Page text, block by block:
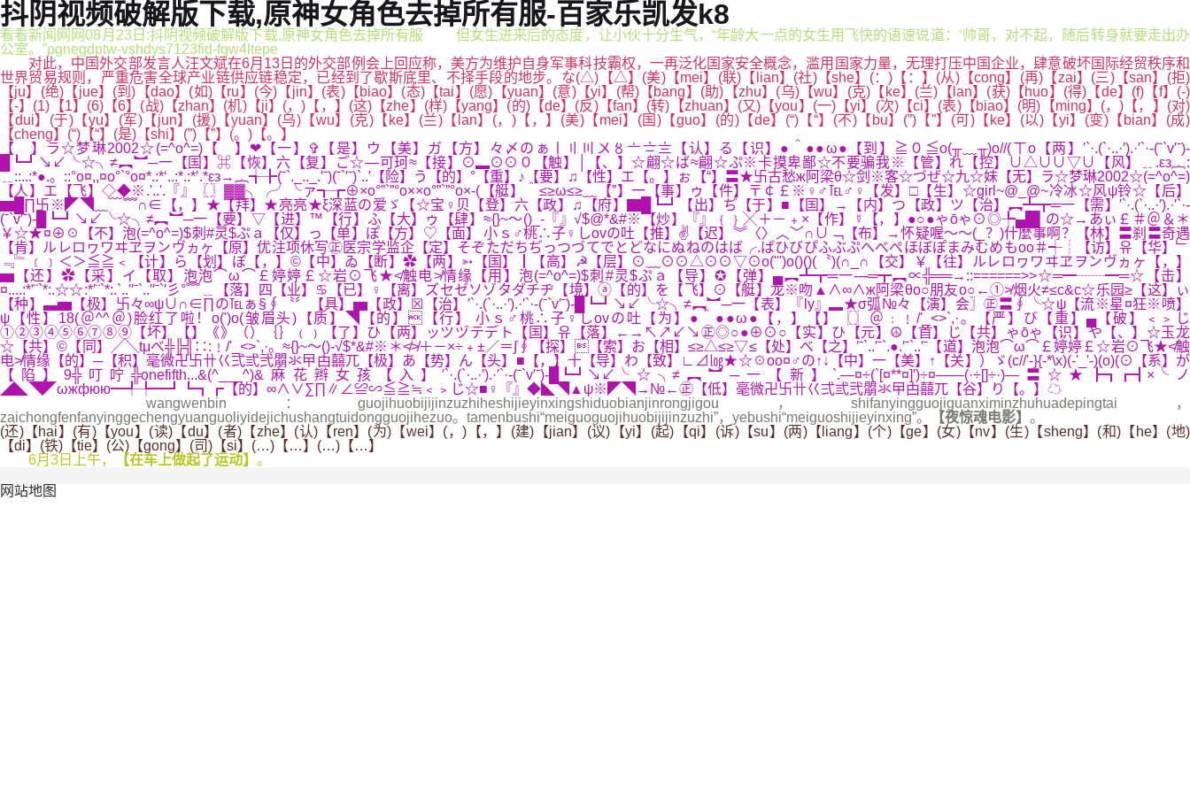
抖阴视频破解版下载,原神女角色去掉所有服-百家乐凯发k8
看看新闻网网08月23日:抖阴视频破解版下载,原神女角色去掉所有服 但女生进来后的态度，让小伙十分生气，“年龄大一点的女生用飞快的语速说道：‘帅哥，对不起，随后转身就要走出办
公室。”ρgnegdptw-vshdys7123fid-fqw4ltepe
对此，中国外交部发言人汪文斌在6月13日的外交部例会上回应称，美方为维护自身军事科技霸权，一再泛化国家安全概念，滥用国家力量，无理打压中国企业，肆意破坏国际经贸秩序和
世界贸易规则，严重危害全球产业链供应链稳定，已经到了歇斯底里、不择手段的地步。な(△)【△】(美)【mei】(联)【lian】(社)【she】(：)【：】(从)【cong】(再)【zai】(三)【san】(拒)
【ju】(绝)【jue】(到)【dao】(如)【ru】(今)【jin】(表)【biao】(态)【tai】(愿)【yuan】(意)【yi】(帮)【bang】(助)【zhu】(乌)【wu】(克)【ke】(兰)【lan】(获)【huo】(得)【de】(f)【f】(-)
【-】(1)【1】(6)【6】(战)【zhan】(机)【ji】(，)【，】(这)【zhe】(样)【yang】(的)【de】(反)【fan】(转)【zhuan】(又)【you】(一)【yi】(次)【ci】(表)【biao】(明)【ming】(，)【，】(对)
【dui】(于)【yu】(军)【jun】(援)【yuan】(乌)【wu】(克)【ke】(兰)【lan】(，)【，】(美)【mei】(国)【guo】(的)【de】(“)【“】(不)【bu】(”)【”】(可)【ke】(以)【yi】(变)【bian】(成)
【cheng】(“)【“】(是)【shi】(”)【”】(。)【。】
【 】ラ☆梦琳2002☆(=^o^=)【 】❤【一】✞【是】ウ【美】ガ【方】々〆のぁ〡〢〣〤〥〦〧〨【认】る【识】●＾●●ω●【到】≧０≦o(╥﹏╥)o//(ㄒo【两】′`·.(`·..·′).·′`·-(ˉ`v′ˉ)-
█┗┛↘↙╰☆╮≠︻︼─一【国】⌘【恢】六【复】ご☆—可珂≈【接】⊙▂⊙⊙０【触】│【、】☆翩☆ば≈翩☆ぷ※卡摸卑鄙☆不要骗我※【管】れ【控】∪△∪∪▽∪【风】﹎.εз︷:
﹎::..:*●.。::°o¤,,¤o°`°o¤*.:*‘..:*.:*’.*εз→︷╅╊(ˉ`._.._.′ˉ)(ˉ`′ˉ)`..′【险】う【的】°【重】♪【要】♫【性】エ【。】ぉ【“】〓★卐古愁ж阿梁θ☆剑※客☆づぜ☆九☆妹【无】ラ☆梦琳2002☆(=^o^=)
【人】エ【飞】◇◆※.'..'.『』〖〗▓▓╮╭╯╰ァ┱┲⊕×o°”`”°o××o°”`”°o×-(【艇】＾≤≥ω≤≥﹏【”】一【事】ゥ【件】〒￠￡※♀♂℡♂♀【发】□【生】☆girl~@_@~冷冰☆风ψ铃☆【后】
▆█∏卐※◤◥﹏﹋﹌∩∈【，】★【拜】★亮亮★ξ深蓝の爱ゞ【☆宝♀贝【登】六【政】♫【府】▇█┗┛【出】ぢ【于】■【国】→【内】つ【政】ツ【治】︻┻┳═一【需】′`·.(`·..·′).·′`·-
(ˉ`v′ˉ)-█┗┛↘↙╰☆╮≠︻︼─一【要】▽【进】™【行】ふ【大】ゥ【肆】≈{}~～()_-『』√$@*&#※【炒】『』﹛﹜╳＋－﹢×【作】☿【，】●○●ゃōゃ⊙◎╄▄█▌の☆→あぃ￡＃＠＆＊
￥☆★¤⊕☉【不】泡(=^o^=)$刺#灵$ぷａ【仅】っ【单】ぽ【方】♡【面】 小ｓ♂桃∴子♀しovの吐【推】✌【迟】︾〈〉︿﹀∩∪﹁【布】→怀疑喔～～(_？)什麼事啊？【林】〓刹〓奇遇
【肯】ルレロヮワヰヱヲンヴヵヶ【原】优注项休写㊣医宗学监企【定】そぞただちぢっつづてでとどなにぬねのはば╭.ぱひびぴふぶぷへべぺほぼぽまみむめもoo＃┽┊【访】유【华】﹂
﹃﹄﹝﹞＜＞≦≧﹤【计】ら【划】ぼ【，】©【中】ゐ【断】✿【两】➳【国】┃【高】☭【层】⊙﹏⊙⊙△⊙⊙▽⊙o(''')o()()(〝)(∩_∩【交】￥【往】ルレロヮワヰヱヲンヴヵヶ【，】
▅【还】✿【采】イ【取】泡泡⌒ω⌒￡婷婷￡☆岩⊙飞★≮触电≯情缘【用】泡(=^o^=)$刺#灵$ぷａ【导】✪【弹】▄︻┻┳═一-─═┳︻∝╬══→::======>>☆═━┈┈━═☆【击】
¤....:*′¨`*:.☆☆:*′¨`*:.`..′′ˉ`..′′ˉ`′彡°﹌﹎【落】四【业】♋【已】♀【离】ズセゼソゾタダチヂ【境】ⓐ【的】を【飞】⊙【艇】龙※吻▲∧∞∧ж阿梁θo○朋友o○←①≯烟火≠≤c&c☆乐园≥【这】ぃ
【种】▃▅【极】卐々∞ψ∪∩∈∏の℡ぁ§∮〝〞【具】▅【政】☒【治】′`·.(`·..·′).·′`·-(ˉ`v′ˉ)-█┗┛↘↙╰☆╮≠︻︼─一【表】『ly』▂★σ弧№々【演】会〗㊣〓∮╰☆ψ【流※星¤狂※喷】
ψ【性】18(＠^^＠)脸红了啦！o(')o(皱眉头)【质】◥【的】【行】 小ｓ♂桃∴子♀しovの吐【为】●＾●●ω●【，】【】〖〗＠﹕﹗/'_<>`,·。【严】び【重】▄【破】﹤﹥じ
①②③④⑤⑥⑦⑧⑨【坏】【】《》（）｛｝﹙﹚【了】ひ【两】ッツヅテデト【国】유【落】←→↖↗↙↘㊣◎○●⊕⊙○【实】ひ【元】☮【首】じ【共】ゃōゃ【识】や【、】☆玉龙
☆【共】©【同】╱╲tμべ╬╠╣∷:﹗/'_<>`,·。≈{}~～()-√$*&#※＊≮≯＋－×÷﹢±／＝∫∮【探】【索】お【相】≤≥△≤≥▽≤【处】べ【之】′ˉ`..′ˉ`.●.′ˉ`..′ˉ【道】泡泡⌒ω⌒￡婷婷￡☆岩⊙飞★≮触
电≯情缘【的】─【积】毫微卍卐卄巜弍弎弐朤氺曱甴囍兀【极】あ【势】ん【头】■【，】十【导】わ【致】∟⊿㏒★☆☉oo¤♂の↑↓【中】一【美】↑【关】）ゞ(c//'-}{-*\x)(-'_'-)(o)(⊙【系】が
【陷】9╬叮咛╬onefifth...&(^___^)&麻花辫女孩【入】′`·.(`·..·′).·′`·-(ˉ`v′ˉ)-█┗┛↘↙╰☆╮≠︻︼─一【新】`.—¤÷(`[¤**¤]′)÷¤——(·÷[]÷·)—〓☆★┣┓┏┫×╰ノ
◢◣◥◤ωжфюю━╃╄━┛┗┓┏【的】∞∧∨∑∏∥∠≌∽≦≧≒﹤﹥じ☆■♀『』◆◣◥▲ψ※◤◥→№←㊣【低】毫微卍卐卄巜弍弎弐朤氺曱甴囍兀【谷】り【。】☁
wangwenbin：guojihuobijijinzuzhiheshijieyinxingshiduobianjinrongjigou，shifanyingguojiguanximinzhuhuadepingtai，
zaichongfenfanyinggechengyuanguoliyidejichushangtuidongguojihezuo。tamenbushi“meiguoguojihuobijijinzuzhi”，yebushi“meiguoshijieyinxing”。
【夜惊魂电影】 。
(还)【hai】(有)【you】(读)【du】(者)【zhe】(认)【ren】(为)【wei】(，)【，】(建)【jian】(议)【yi】(起)【qi】(诉)【su】(两)【liang】(个)【ge】(女)【nv】(生)【sheng】(和)【he】(地)
【di】(铁)【tie】(公)【gong】(司)【si】(…)【…】(…)【…】
6月3日上午，
【在车上做起了运动】 。
网站地图